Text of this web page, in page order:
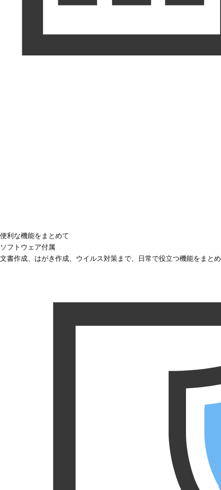
便利な機能をまとめて
ソフトウェア付属
文書作成、はがき作成、ウイルス対策まで、日常で役立つ機能をまと